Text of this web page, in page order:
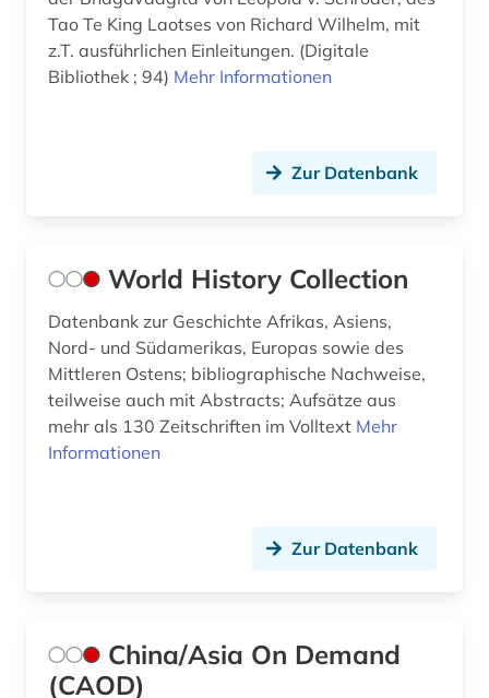
Tao Te King Laotses von Richard Wilhelm, mit
z.T. ausführlichen Einleitungen. (Digitale
Bibliothek ; 94) Mehr Informationen
Zur Datenbank
World History Collection
Datenbank zur Geschichte Afrikas, Asiens,
Nord- und Südamerikas, Europas sowie des
Mittleren Ostens; bibliographische Nachweise,
teilweise auch mit Abstracts; Aufsätze aus
mehr als 130 Zeitschriften im Volltext Mehr
Informationen
Zur Datenbank
China/Asia On Demand
(CAOD)